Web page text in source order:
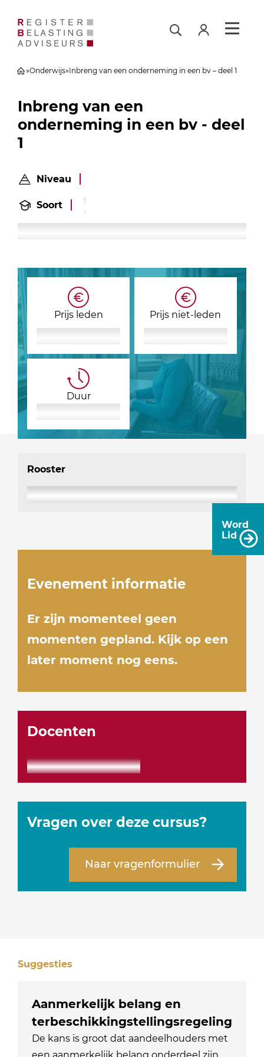
Word
Lid
»Onderwijs»Inbreng van een onderneming in een bv – deel 1
Inbreng van een
onderneming in een bv - deel
1
Niveau
Soort
Prijs leden Prijs niet-leden
Duur
Rooster
Evenement informatie
Er zijn momenteel geen
momenten gepland. Kijk op een
later moment nog eens.
Docenten
Vragen over deze cursus?
Naar vragenformulier
Suggesties
Aanmerkelijk belang en
terbeschikkingstellingsregeling
De kans is groot dat aandeelhouders met
een aanmerkelijk belang onderdeel zijn